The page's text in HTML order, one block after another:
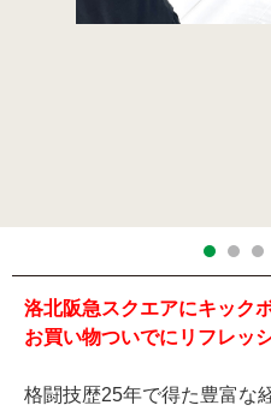
洛北阪急スクエアにキック
お買い物ついでにリフレッ
格闘技歴25年で得た豊富な